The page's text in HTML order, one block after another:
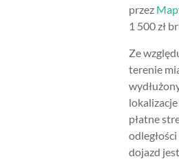
przez
1 500 zł
Ze
terenie
płatne
dojazd